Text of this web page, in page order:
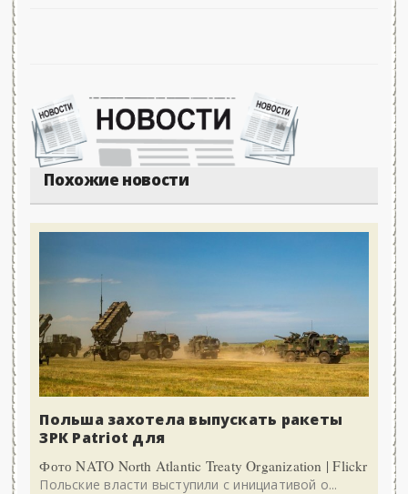
Похожие новости
Польша захотела выпускать ракеты
ЗРК Patriot для
Фото NATO North Atlantic Treaty Organization | Flickr
Польские власти выступили с инициативой о...